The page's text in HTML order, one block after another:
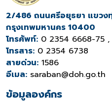
2/486 ถนนศรีอยุธยา แขวง
กรุงเทพมหานคร 10400
โทรศัพท์: 0 2354 6668-75
โทรสาร: 0 2354 6738
สายด่วน: 1586
อีเมล: saraban@doh.go.th
ข้อมูลองค์กร